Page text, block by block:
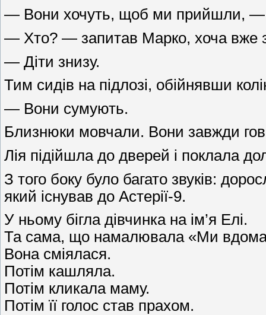
— Вони хочуть, щоб ми прийшли, —
— Хто? — запитав Марко, хоча вже
— Діти знизу.
Тим сидів на підлозі, обійнявши
— Вони сумують.
Близнюки мовчали. Вони завжди
Лія підійшла до дверей і поклала
З того боку було багато звуків:
який існував до Астерії-9.
У ньому бігла дівчинка на ім’я Елі.
Та сама, що намалювала «Ми
Вона сміялася.
Потім кашляла.
Потім кликала маму.
Потім її голос став прахом.